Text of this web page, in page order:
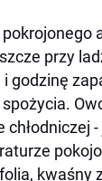
przy
godzinę
chłodniczej
kwaśny